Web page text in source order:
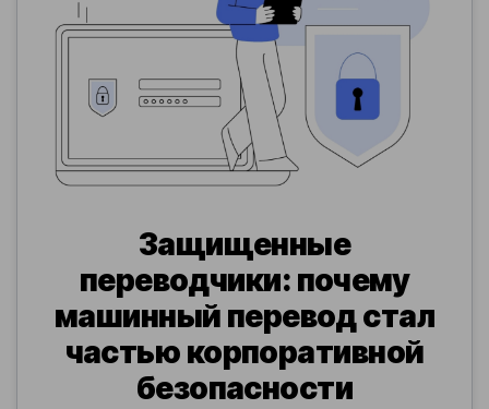
Защищенные
переводчики: почему
машинный перевод стал
частью корпоративной
безопасности